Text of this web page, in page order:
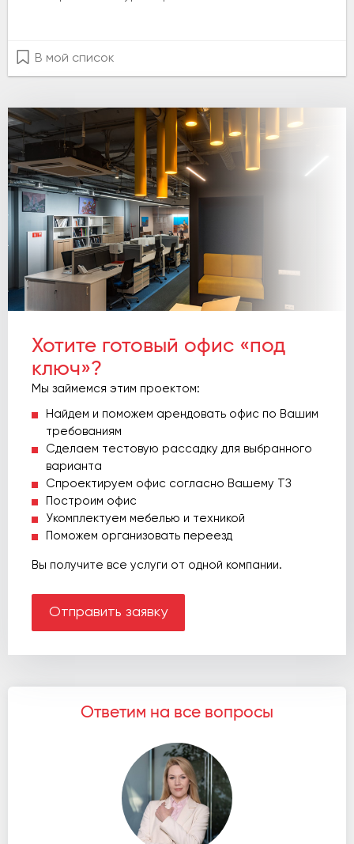
В мой список
Хотите готовый офис «под
ключ»?
Мы займемся этим проектом:
Найдем и поможем арендовать офис по Вашим
требованиям
Сделаем тестовую рассадку для выбранного
варианта
Спроектируем офис согласно Вашему ТЗ
Построим офис
Укомплектуем мебелью и техникой
Поможем организовать переезд
Вы получите все услуги от одной компании.
Отправить заявку
Ответим на все вопросы